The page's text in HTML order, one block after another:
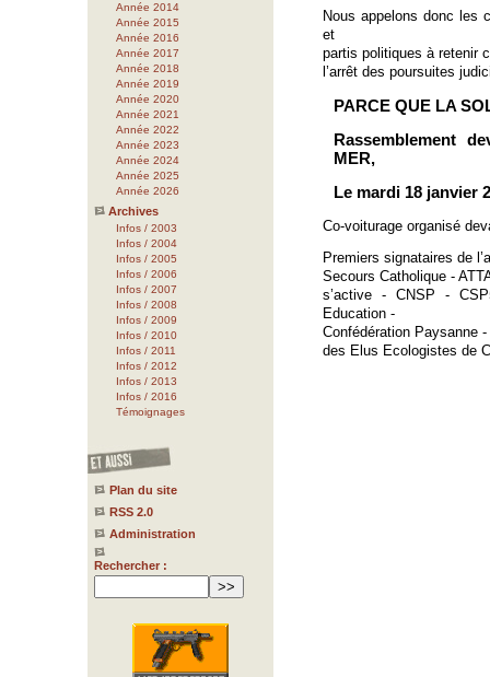
Année 2014
Année 2015
Année 2016
Année 2017
Année 2018
Année 2019
Année 2020
Année 2021
Année 2022
Année 2023
Année 2024
Année 2025
Année 2026
Archives
Infos / 2003
Infos / 2004
Infos / 2005
Infos / 2006
Infos / 2007
Infos / 2008
Infos / 2009
Infos / 2010
Infos / 2011
Infos / 2012
Infos / 2013
Infos / 2016
Témoignages
Plan du site
RSS 2.0
Administration
Rechercher :
Nous appelons donc les
et
partis politiques à retenir
l’arrêt des poursuites
PARCE QUE LA
Rassemblement
MER,
Le mardi 18 janvier
Co-voiturage organisé
Premiers signataires de
Secours Catholique -
s’active - CNSP -
Education -
Confédération Paysanne
des Elus Ecologistes de